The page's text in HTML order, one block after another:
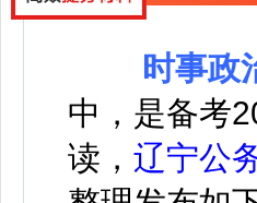
时事政
中，是备考
读， 辽宁公